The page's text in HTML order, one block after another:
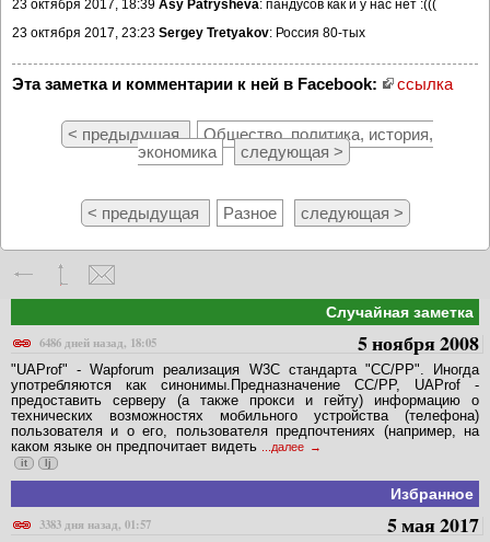
23 октября 2017, 18:39 Asy Patrysheva: пандусов как и у нас нет :(((
23 октября 2017, 23:23 Sergey Tretyakov: Россия 80-тых
Эта заметка и комментарии к ней в Facebook: ссылка
< предыдущая
Общество, политика, история,
экономика
следующая >
< предыдущая Разное следующая >
Случайная заметка
6486 дней назад, 18:05
5 ноября 2008
"UAProf" - Wapforum реализация W3C стандарта "CC/PP". Иногда
употребляются как синонимы.Предназначение CC/PP, UAProf -
предоставить серверу (а также прокси и гейту) информацию о
технических возможностях мобильного устройства (телефона)
пользователя и о его, пользователя предпочтениях (например, на
каком языке он предпочитает видеть
...далее
it lj
Избранное
3383 дня назад, 01:57
5 мая 2017